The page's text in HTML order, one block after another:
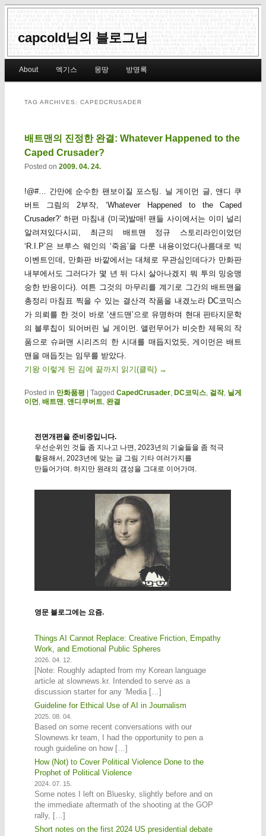
capcold님의 블로그님
Skip to primary content
Skip to secondary content
About 엑기스 몽땅 방명록
TAG ARCHIVES: CAPEDCRUSADER
배트맨의 진정한 완결: Whatever Happened to the
Caped Crusader?
Posted on 2009. 04. 24.
!@#… 간만에 순수한 팬보이질 포스팅. 닐 게이먼 글, 앤디 쿠
버트 그림의 2부작, ‘Whatever Happened to the Caped
Crusader?’ 하편 마침내 (미국)발매! 팬들 사이에서는 이미 널리
알려져있다시피, 최근의 배트맨 정규 스토리라인이었던
‘R.I.P’은 브루스 웨인의 ‘죽음’을 다룬 내용이었다(나름대로 빅
이벤트인데, 만화판 바깥에서는 대체로 무관심인데다가 만화판
내부에서도 그러다가 몇 년 뒤 다시 살아나겠지 뭐 투의 밍숭맹
숭한 반응이다). 여튼 그것의 마무리를 계기로 그간의 배트맨을
총정리 마침표 찍을 수 있는 결산격 작품을 내겠노라 DC코믹스
가 의뢰를 한 것이 바로 ‘샌드맨’으로 유명하며 현대 판타지문학
의 블루칩이 되어버린 닐 게이먼. 앨런무어가 비슷한 제목의 작
품으로 슈퍼맨 시리즈의 한 시대를 매듭지었듯, 게이먼은 배트
맨을 매듭짓는 임무를 받았다.
기왕 이렇게 된 김에 끝까지 읽기(클릭) →
Posted in 만화품평 |Tagged CapedCrusader ,DC코믹스 걸작, 닐게
이먼 배트맨 앤디쿠버트 완결
전면개편을 준비중입니다.
우선순위인 것들 좀 지나고 나면, 2023년의 기술들을 좀 적극
활용해서, 2023년에 맞는 글 그림 기타 여러가지를
만들어가며. 하지만 원래의 갬성을 그대로 이어가며.
영문 블로그에는 요즘.
Things AI Cannot Replace: Creative Friction, Empathy
Work, and Emotional Public Spheres
2026. 04. 12.
[Note: Roughly adapted from my Korean language
article at slownews.kr. Intended to serve as a
discussion starter for any ‘Media […]
Guideline for Ethical Use of AI in Journalism
2025. 08. 04.
Based on some recent conversations with our
Slownews.kr team, I had the opportunity to pen a
rough guideline on how […]
How (Not) to Cover Political Violence Done to the
Prophet of Political Violence
2024. 07. 15.
Some notes I left on Bluesky, slightly before and on
the immediate aftermath of the shooting at the GOP
rally, […]
Short notes on the first 2024 US presidential debate